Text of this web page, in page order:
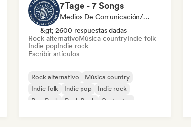
7Tage - 7 Songs
Medios De Comunicación/Periodista
&gt; 2600 respuestas dadas
Rock alternativoMúsica countryIndie folk
Indie popIndie rock
Escribir artículos
Rock alternativo
Música country
Indie folk
Indie pop
Indie rock
Pop Punk
Punk Rock Cantautor